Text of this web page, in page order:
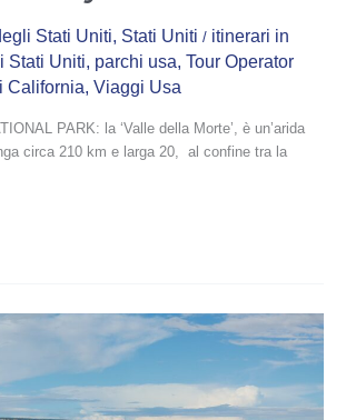
Stati Uniti, Stati Uniti / itinerari in
Stati Uniti, parchi usa, Tour Operator
California, Viaggi Usa
PARK: la ‘Valle della Morte’, è un’arida
circa 210 km e larga 20, al confine tra la